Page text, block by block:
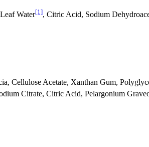
Water[1], Citric Acid, Sodium
Cellulose Acetate, Xanthan Gum,
Citrate, Citric Acid, Pelargonium